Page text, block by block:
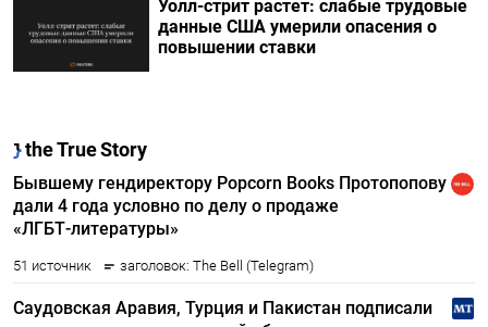
Уолл-стрит растет: слабые трудовые
данные США умерили опасения о
повышении ставки